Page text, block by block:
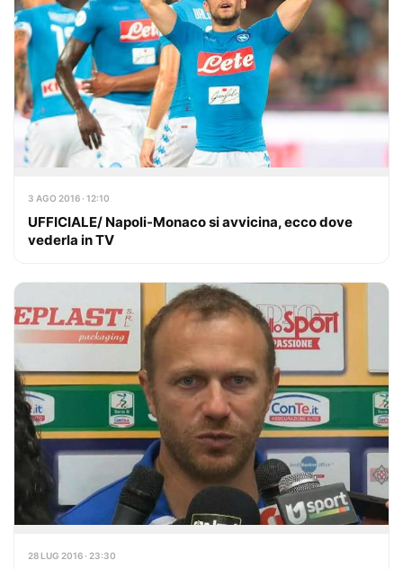
3 AGO 2016 · 12:10
UFFICIALE/ Napoli-Monaco si avvicina, ecco dove
vederla in TV
28 LUG 2016 · 23:30